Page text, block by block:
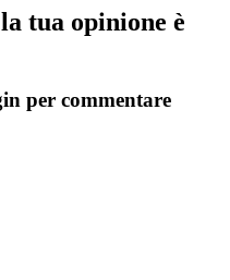
tua opinione è
per commentare